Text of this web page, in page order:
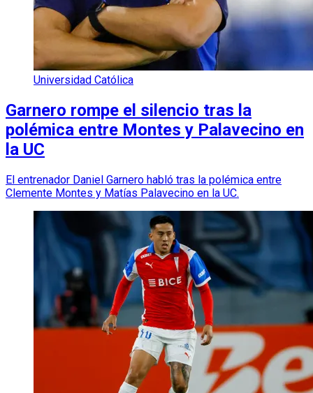
Universidad Católica
Garnero rompe el silencio tras la
polémica entre Montes y Palavecino en
la UC
El entrenador Daniel Garnero habló tras la polémica entre
Clemente Montes y Matías Palavecino en la UC.